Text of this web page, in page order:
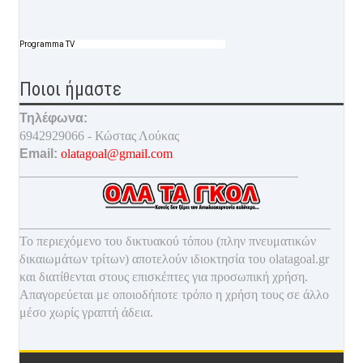
Programma TV
Ποιοι ήμαστε
Τηλέφωνα:
6942929066 - Κώστας Λούκας
Email: olatagoal@gmail.com
Το περιεχόμενο του δικτυακού τόπου (πλην πνευματικών
δικαιωμάτων τρίτων) αποτελούν ιδιοκτησία του olatagoal.gr
και διατίθενται στους επισκέπτες για προσωπική χρήση.
Απαγορεύεται με οποιοδήποτε τρόπο η χρήση τους σε άλλο
μέσο χωρίς γραπτή άδεια.